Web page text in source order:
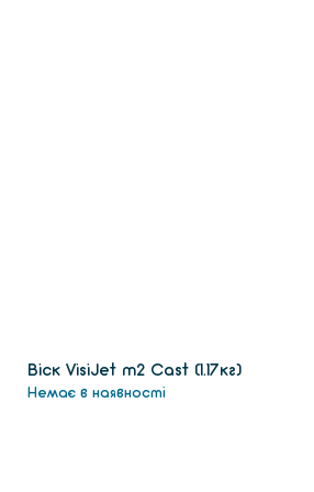
Віск VisiJet m2 Сast (1.17кг)
Немає в наявності